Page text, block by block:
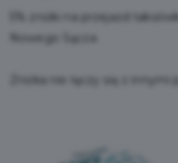
5% zniżki na przejazd
Nowego Sącza
Zniżka nie łączy się z innymi